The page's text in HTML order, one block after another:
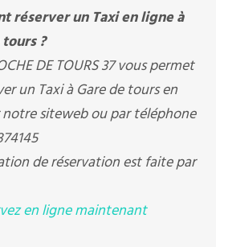
réserver un Taxi en ligne à
?
DE TOURS 37 vous permet
un Taxi à Gare de tours en
siteweb ou par téléphone
de réservation est faite par
en ligne maintenant